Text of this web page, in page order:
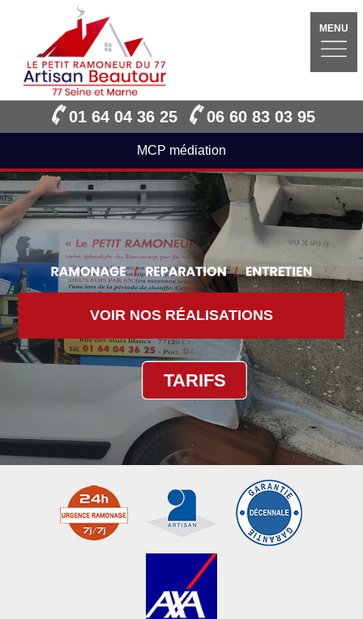
MENU
01 64 04 36 25 06 60 83 03 95
MCP médiation
VOIR NOS RÉALISATIONS
TARIFS